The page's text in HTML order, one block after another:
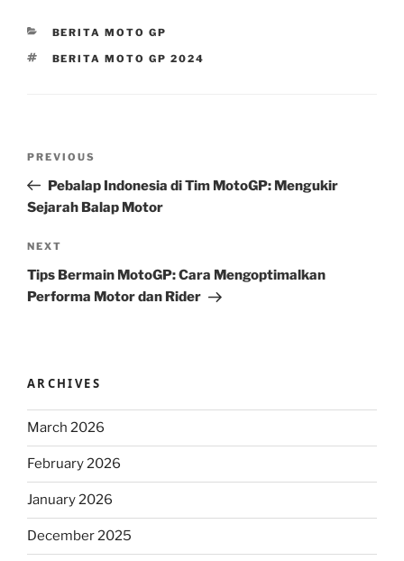
CATEGORIES
BERITA MOTO GP
TAGS
BERITA MOTO GP 2024
Previous
Post
PREVIOUS
Pebalap Indonesia di Tim MotoGP: Mengukir
Sejarah Balap Motor
Next
Post
NEXT
Tips Bermain MotoGP: Cara Mengoptimalkan
Performa Motor dan Rider
ARCHIVES
March 2026
February 2026
January 2026
December 2025